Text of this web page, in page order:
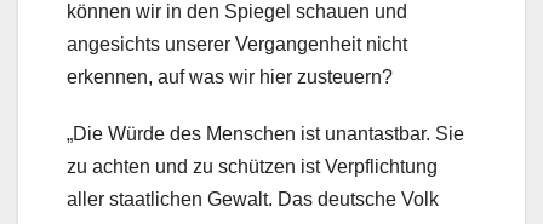
können wir in den Spiegel schauen und
angesichts unserer Vergangenheit nicht
erkennen, auf was wir hier zusteuern?
„Die Würde des Menschen ist unantastbar. Sie
zu achten und zu schützen ist Verpflichtung
aller staatlichen Gewalt. Das deutsche Volk